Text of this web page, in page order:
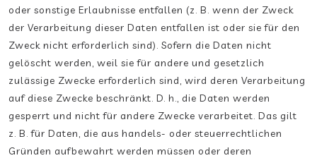
oder sonstige Erlaubnisse entfallen (z. B. wenn der Zweck
der Verarbeitung dieser Daten entfallen ist oder sie für den
Zweck nicht erforderlich sind). Sofern die Daten nicht
gelöscht werden, weil sie für andere und gesetzlich
zulässige Zwecke erforderlich sind, wird deren Verarbeitung
auf diese Zwecke beschränkt. D. h., die Daten werden
gesperrt und nicht für andere Zwecke verarbeitet. Das gilt
z. B. für Daten, die aus handels- oder steuerrechtlichen
Gründen aufbewahrt werden müssen oder deren